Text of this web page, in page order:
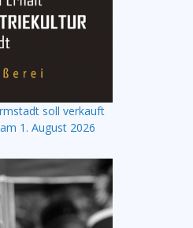
soll verkauft
1. August 2026